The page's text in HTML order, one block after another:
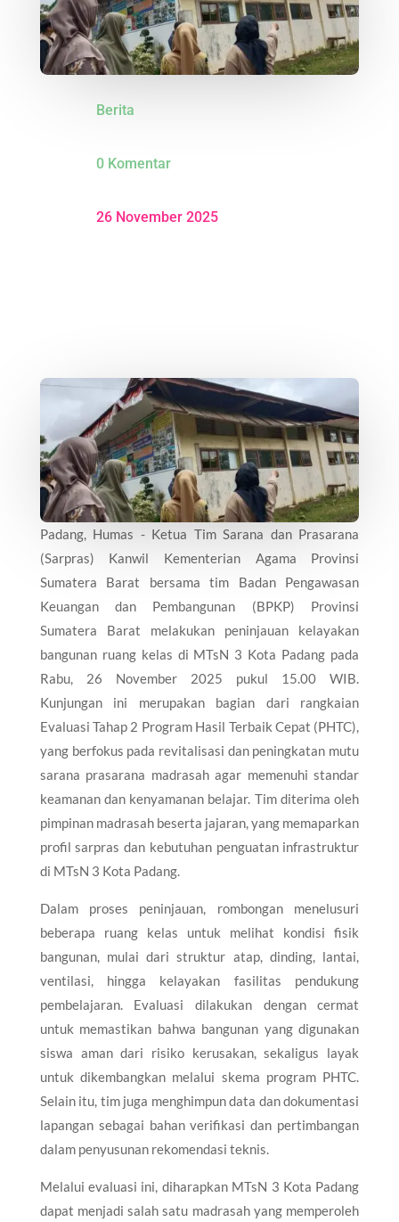
Berita
0 Komentar
26 November 2025
Padang, Humas - Ketua Tim Sarana dan Prasarana
(Sarpras) Kanwil Kementerian Agama Provinsi
Sumatera Barat bersama tim Badan Pengawasan
Keuangan dan Pembangunan (BPKP) Provinsi
Sumatera Barat melakukan peninjauan kelayakan
bangunan ruang kelas di MTsN 3 Kota Padang pada
Rabu, 26 November 2025 pukul 15.00 WIB.
Kunjungan ini merupakan bagian dari rangkaian
Evaluasi Tahap 2 Program Hasil Terbaik Cepat (PHTC),
yang berfokus pada revitalisasi dan peningkatan mutu
sarana prasarana madrasah agar memenuhi standar
keamanan dan kenyamanan belajar. Tim diterima oleh
pimpinan madrasah beserta jajaran, yang memaparkan
profil sarpras dan kebutuhan penguatan infrastruktur
di MTsN 3 Kota Padang.
Dalam proses peninjauan, rombongan menelusuri
beberapa ruang kelas untuk melihat kondisi fisik
bangunan, mulai dari struktur atap, dinding, lantai,
ventilasi, hingga kelayakan fasilitas pendukung
pembelajaran. Evaluasi dilakukan dengan cermat
untuk memastikan bahwa bangunan yang digunakan
siswa aman dari risiko kerusakan, sekaligus layak
untuk dikembangkan melalui skema program PHTC.
Selain itu, tim juga menghimpun data dan dokumentasi
lapangan sebagai bahan verifikasi dan pertimbangan
dalam penyusunan rekomendasi teknis.
Melalui evaluasi ini, diharapkan MTsN 3 Kota Padang
dapat menjadi salah satu madrasah yang memperoleh